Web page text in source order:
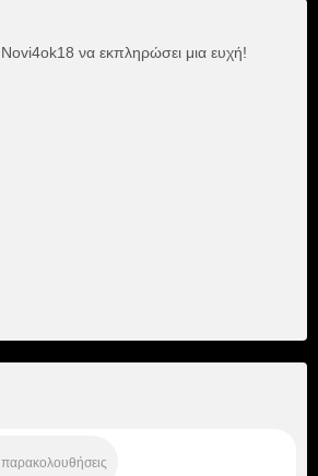
Novi4ok18 να εκπληρώσει μια ευχή!
παρακολουθήσεις